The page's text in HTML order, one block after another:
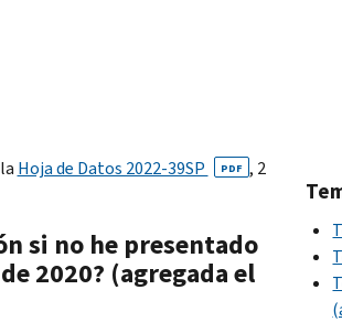
Hoja de Datos 2022-39SP PDF , 2
si no he presentado
2020? (agregada el